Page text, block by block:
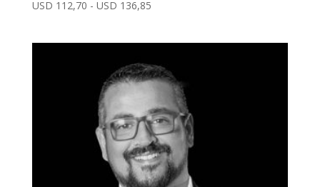
USD 112,70 - USD 136,85Rango
USD
112,70
hasta
USD
136,85